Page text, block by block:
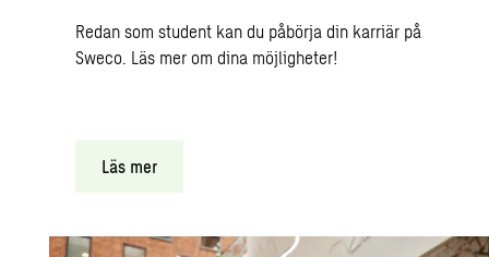
Redan som student kan du påbörja din karriär på
Sweco. Läs mer om dina möjligheter!
Läs mer